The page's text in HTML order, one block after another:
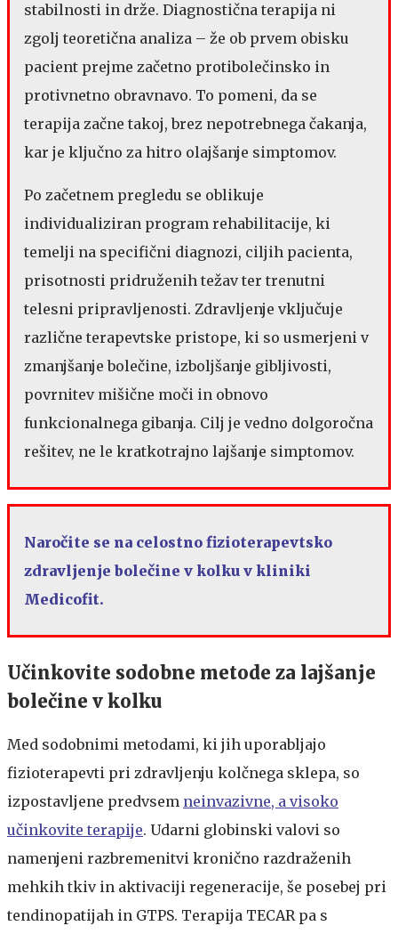
stabilnosti in drže. Diagnostična terapija ni
zgolj teoretična analiza – že ob prvem obisku
pacient prejme začetno protibolečinsko in
protivnetno obravnavo. To pomeni, da se
terapija začne takoj, brez nepotrebnega čakanja,
kar je ključno za hitro olajšanje simptomov.
Po začetnem pregledu se oblikuje
individualiziran program rehabilitacije, ki
temelji na specifični diagnozi, ciljih pacienta,
prisotnosti pridruženih težav ter trenutni
telesni pripravljenosti. Zdravljenje vključuje
različne terapevtske pristope, ki so usmerjeni v
zmanjšanje bolečine, izboljšanje gibljivosti,
povrnitev mišične moči in obnovo
funkcionalnega gibanja. Cilj je vedno dolgoročna
rešitev, ne le kratkotrajno lajšanje simptomov.
Naročite se na celostno fizioterapevtsko
zdravljenje bolečine v kolku v kliniki
Medicofit.
Učinkovite sodobne metode za lajšanje
bolečine v kolku
Med sodobnimi metodami, ki jih uporabljajo
fizioterapevti pri zdravljenju kolčnega sklepa, so
izpostavljene predvsem neinvazivne, a visoko
učinkovite terapije. Udarni globinski valovi so
namenjeni razbremenitvi kronično razdraženih
mehkih tkiv in aktivaciji regeneracije, še posebej pri
tendinopatijah in GTPS. Terapija TECAR pa s